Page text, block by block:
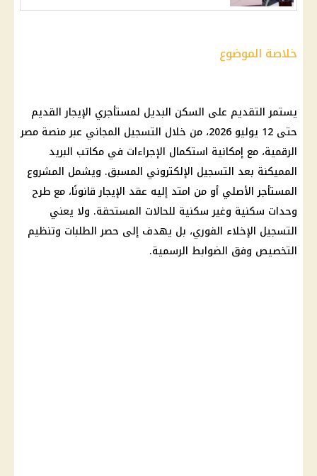
خلاصة الموضوع
يستمر التقديم على السكن البديل لمستأجري الإيجار القديم
حتى 12 يوليو 2026، من خلال التسجيل المجاني عبر
منصة مصر
الرقمية، مع إمكانية استكمال الإجراءات في مكاتب البريد
المميكنة بعد التسجيل الإلكتروني المسبق. ويشمل المشروع
المستأجر الأصلي أو من امتد إليه عقد الإيجار قانونًا، مع طرح
وحدات سكنية وغير سكنية للحالات المستحقة. ولا يعني
التسجيل الإخلاء الفوري، بل يهدف إلى حصر الطلبات وتنظيم
التخصيص وفق الضوابط الرسمية.